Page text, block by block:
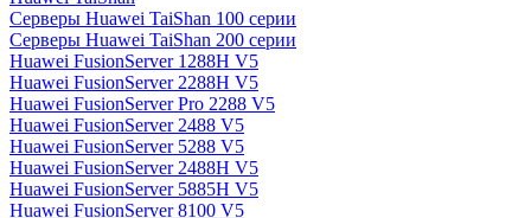
Серверы Huawei TaiShan 100 серии
Серверы Huawei TaiShan 200 серии
Huawei FusionServer 1288H V5
Huawei FusionServer 2288H V5
Huawei FusionServer Pro 2288 V5
Huawei FusionServer 2488 V5
Huawei FusionServer 5288 V5
Huawei FusionServer 2488H V5
Huawei FusionServer 5885H V5
Huawei FusionServer 8100 V5